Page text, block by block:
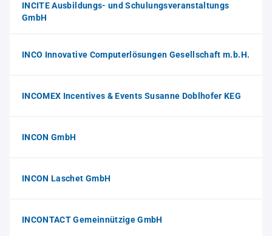
INCITE Ausbildungs- und Schulungsveranstaltungs
GmbH
INCO Innovative Computerlösungen Gesellschaft m.b.H.
INCOMEX Incentives & Events Susanne Doblhofer KEG
INCON GmbH
INCON Laschet GmbH
INCONTACT Gemeinnützige GmbH